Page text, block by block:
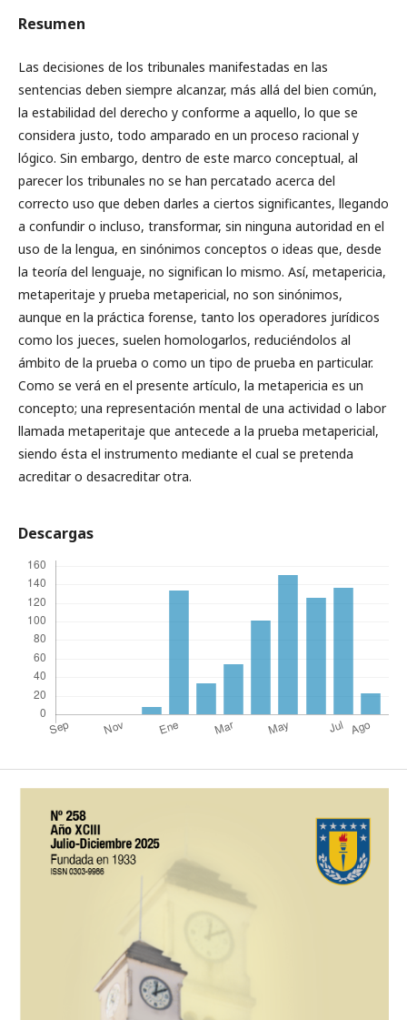
Resumen
Las decisiones de los tribunales manifestadas en las
sentencias deben siempre alcanzar, más allá del bien común,
la estabilidad del derecho y conforme a aquello, lo que se
considera justo, todo amparado en un proceso racional y
lógico. Sin embargo, dentro de este marco conceptual, al
parecer los tribunales no se han percatado acerca del
correcto uso que deben darles a ciertos significantes, llegando
a confundir o incluso, transformar, sin ninguna autoridad en el
uso de la lengua, en sinónimos conceptos o ideas que, desde
la teoría del lenguaje, no significan lo mismo. Así, metapericia,
metaperitaje y prueba metapericial, no son sinónimos,
aunque en la práctica forense, tanto los operadores jurídicos
como los jueces, suelen homologarlos, reduciéndolos al
ámbito de la prueba o como un tipo de prueba en particular.
Como se verá en el presente artículo, la metapericia es un
concepto; una representación mental de una actividad o labor
llamada metaperitaje que antecede a la prueba metapericial,
siendo ésta el instrumento mediante el cual se pretenda
acreditar o desacreditar otra.
Descargas